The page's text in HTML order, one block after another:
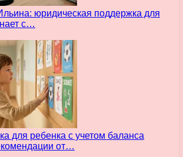
юридическая поддержка для
с…
для ребенка с учетом баланса
от…